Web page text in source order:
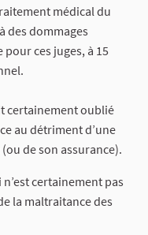
médical du
des dommages
ces juges, à 15
certainement oublié
au détriment d’une
de son assurance).
certainement pas
la maltraitance des